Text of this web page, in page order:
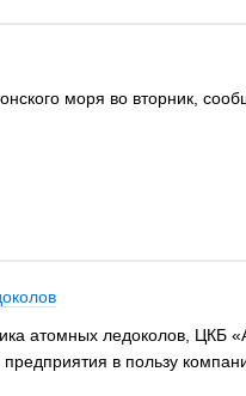
моря во вторник,
атомных ледоколов, ЦКБ
в пользу